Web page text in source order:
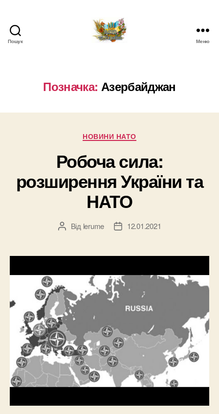
Пошук
Новини
про
в
Меню
Позначка: Азербайджан
Категорії
НОВИНИ НАТО
Робоча сила:
розширення України та
НАТО
Автор
Від lerume
Дата12.01.2021